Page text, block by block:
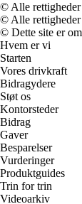
© Alle rettigheder
© Alle rettigheder
© Dette site er
Hvem er vi
Starten
Vores drivkraft
Bidragydere
Støt os
Kontorsteder
Bidrag
Gaver
Besparelser
Vurderinger
Produktguides
Trin for trin
Videoarkiv